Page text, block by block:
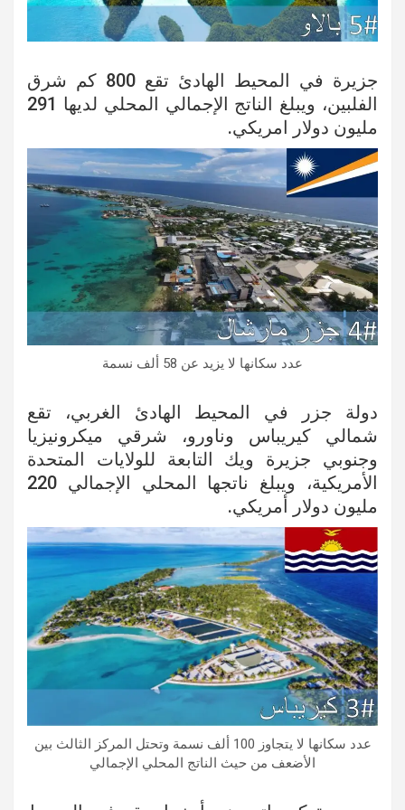
جزيرة في المحيط الهادئ تقع 800 كم شرق
الفلبين، ويبلغ الناتج الإجمالي المحلي لديها 291
مليون دولار امريكي.
عدد سكانها لا يزيد عن 58 ألف نسمة
دولة جزر في المحيط الهادئ الغربي، تقع
شمالي كيريباس وناورو، شرقي ميكرونيزيا
وجنوبي جزيرة ويك التابعة للولايات المتحدة
الأمريكية، ويبلغ ناتجها المحلي الإجمالي 220
مليون دولار أمريكي.
عدد سكانها لا يتجاوز 100 ألف نسمة وتحتل المركز الثالث بين
الأضعف من حيث الناتج المحلي الإجمالي